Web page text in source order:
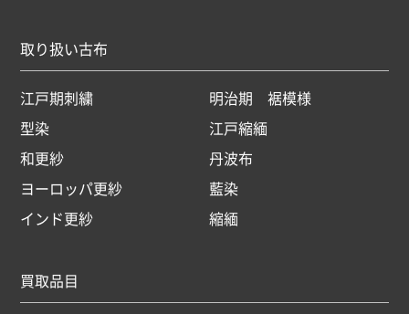
取り扱い古布
江戸期刺繍
明治期 裾模様
型染
江戸縮緬
和更紗
丹波布
ヨーロッパ更紗
藍染
インド更紗
縮緬
買取品目